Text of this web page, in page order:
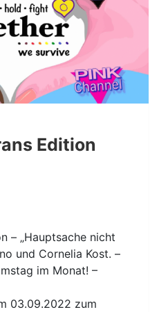
Edition
– „Hauptsache nicht
und Cornelia Kost. –
im Monat! –
03.09.2022 zum